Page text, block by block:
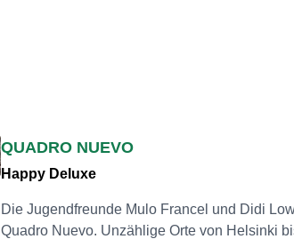
QUADRO NUEVO
Happy Deluxe
Die Jugendfreunde Mulo Francel und Didi
Quadro Nuevo. Unzählige Orte von Helsinki